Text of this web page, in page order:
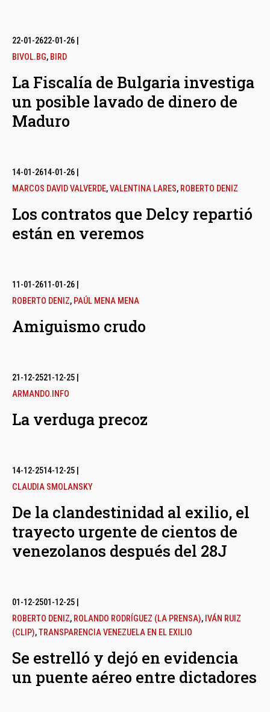
22-01-2622-01-26
BIVOL.BG, BIRD
La Fiscalía de Bulgaria investiga
un posible lavado de dinero de
Maduro
14-01-2614-01-26
MARCOS DAVID VALVERDE,VALENTINA LARES, ROBERTO DENIZ
Los contratos que Delcy repartió
están en veremos
11-01-2611-01-26
ROBERTO DENIZ, PAÚL MENA MENA
Amiguismo crudo
21-12-2521-12-25
ARMANDO.INFO
La verduga precoz
14-12-2514-12-25
CLAUDIA SMOLANSKY
De la clandestinidad al exilio, el
trayecto urgente de cientos de
venezolanos después del 28J
01-12-2501-12-25
ROBERTO DENIZ, ROLANDO RODRÍGUEZ (LA PRENSA), IVÁN RUIZ
(CLIP),TRANSPARENCIA VENEZUELA EN EL EXILIO
Se estrelló y dejó en evidencia
un puente aéreo entre dictadores